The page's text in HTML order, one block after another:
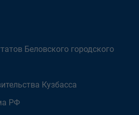
Беловского городского
Кузбасса
РФ